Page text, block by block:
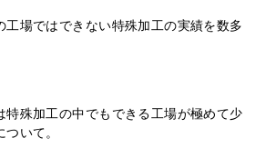
工場ではできない特殊加工の実績を数多
特殊加工の中でもできる工場が極めて少
いて。